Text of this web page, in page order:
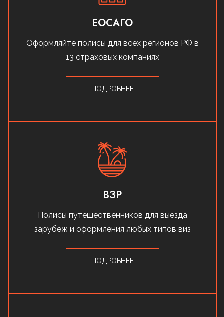
ЕОСАГО
Оформляйте полисы для всех регионов РФ в
13 страховых компаниях
ПОДРОБНЕЕ
ВЗР
Полисы путешественников для выезда
зарубеж и оформления любых типов виз
ПОДРОБНЕЕ